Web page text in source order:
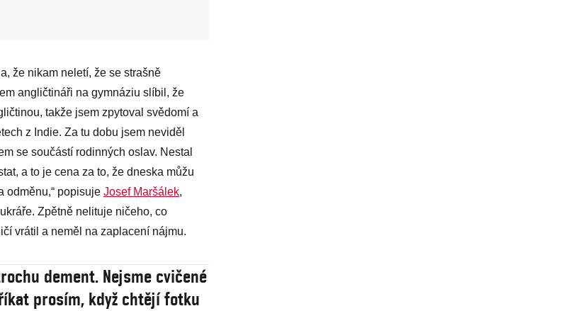
že nikam neletí, že se strašně
angličtináři na gymnáziu slíbil, že
takže jsem zpytoval svědomí a
z Indie. Za tu dobu jsem neviděl
se součástí rodinných oslav. Nestal
a to je cena za to, že dneska můžu
odměnu,“ popisuje Josef Maršálek,
Zpětně nelituje ničeho, co
vrátil a neměl na zaplacení nájmu.
dement. Nejsme cvičené
prosím, když chtějí fotku